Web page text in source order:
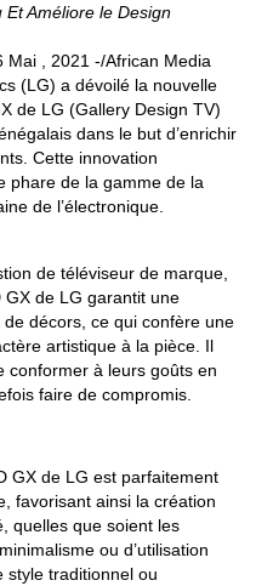
Et Améliore le Design
Mai , 2021 -/African Media
(LG) a dévoilé la nouvelle
de LG (Gallery Design TV)
dans le but d’enrichir
Cette innovation
phare de la gamme de la
de l’électronique.
de téléviseur de marque,
GX de LG garantit une
décors, ce qui confère une
artistique à la pièce. Il
conformer à leurs goûts en
faire de compromis.
GX de LG est parfaitement
favorisant ainsi la création
quelles que soient les
ou d’utilisation
style traditionnel ou